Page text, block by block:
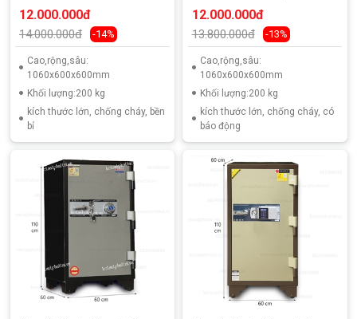
12.000.000đ
14.000.000đ -14%
Cao,rộng,sâu:
1060x600x600mm
Khối lượng:200 kg
kích thước lớn, chống cháy, bền
bỉ
12.000.000đ
13.800.000đ -13%
Cao,rộng,sâu:
1060x600x600mm
Khối lượng:200 kg
kích thước lớn, chống cháy, có
báo động